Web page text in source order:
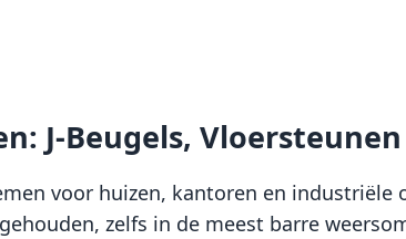
J-Beugels,
voor huizen, kantoren en industriële
zelfs in de meest barre